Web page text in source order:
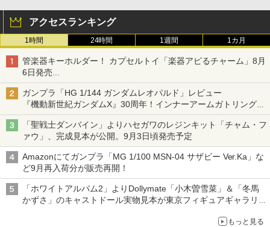
アクセスランキング
1時間 24時間 1週間 1カ月
管楽器キーホルダー！ カプセルトイ「楽器アピるチャーム」8月
6日発売
チューバ、テナサクなど5種各3色
ガンプラ「HG 1/144 ガンダムレオパルド」レビュー
『機動新世紀ガンダムX』30周年！インナーアームガトリングの
変形機構まで再現し最新フォーマットでキット化！
「聖戦士ダンバイン」よりハセガワのレジンキット「チャム・フ
ァウ」、完成見本が公開。9月3日頃発売予定
Amazonにてガンプラ「MG 1/100 MSN-04 サザビー Ver.Ka」な
ど9月再入荷分が販売再開！
「ホワイトアルバム2」よりDollymate「小木曽雪菜」＆「冬馬
かずさ」のキャストドール実物見本が東京フィギュアギャラリー
もっと見る